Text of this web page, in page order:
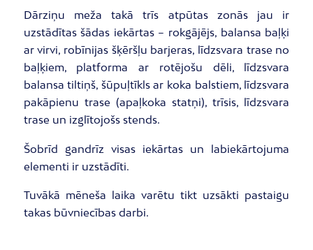
Dārziņu meža takā trīs atpūtas zonās jau ir
uzstādītas šādas iekārtas – rokgājējs, balansa baļķi
ar virvi, robīnijas šķēršļu barjeras, līdzsvara trase no
baļķiem, platforma ar rotējošu dēli, līdzsvara
balansa tiltiņš, šūpuļtīkls ar koka balstiem, līdzsvara
pakāpienu trase (apaļkoka statņi), trīsis, līdzsvara
trase un izglītojošs stends.
Šobrīd gandrīz visas iekārtas un labiekārtojuma
elementi ir uzstādīti.
Tuvākā mēneša laika varētu tikt uzsākti pastaigu
takas būvniecības darbi.